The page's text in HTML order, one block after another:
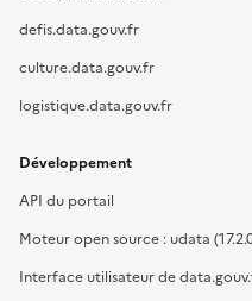
defis.data.gouv.fr
culture.data.gouv.fr
logistique.data.gouv.fr
Développement
API du portail
Moteur open source : udata
Interface utilisateur de